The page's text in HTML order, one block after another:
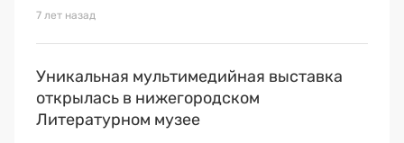
7 лет назад
Уникальная мультимедийная выставка
открылась в нижегородском
Литературном музее